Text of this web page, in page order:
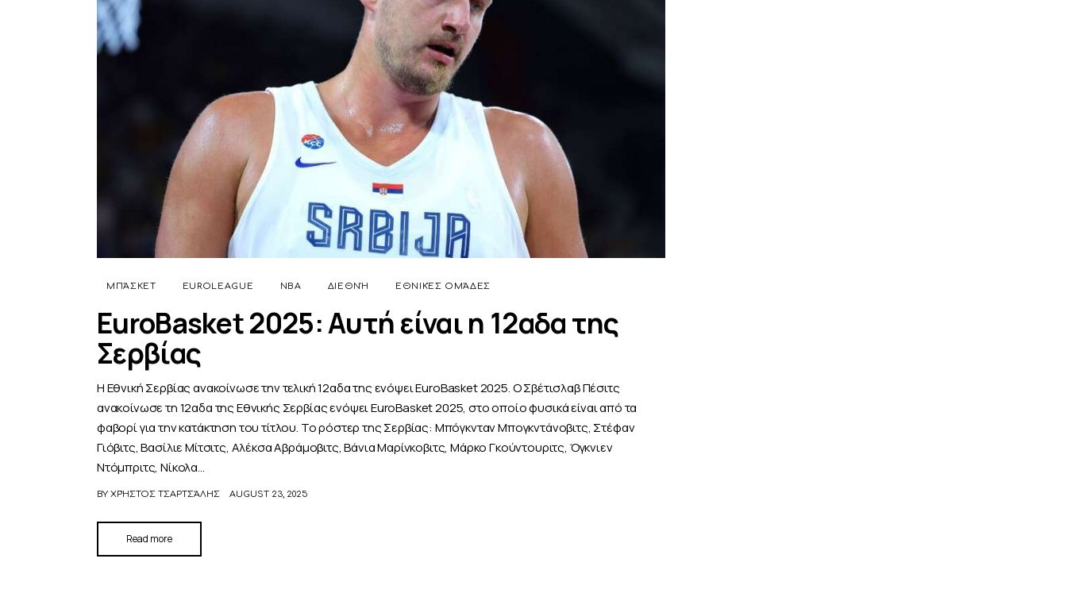
ΜΠΆΣΚΕΤ EUROLEAGUE NBA ΔΙΕΘΝΉ ΕΘΝΙΚΈΣ ΟΜΆΔΕΣ
EuroBasket 2025: Αυτή είναι η 12αδα της
Σερβίας
Η Εθνική Σερβίας ανακοίνωσε την τελική 12αδα της ενόψει EuroBasket 2025. Ο Σβέτισλαβ Πέσιτς
ανακοίνωσε τη 12αδα της Εθνικής Σερβίας ενόψει EuroBasket 2025, στο οποίο φυσικά είναι από τα
φαβορί για την κατάκτηση του τίτλου. Το ρόστερ της Σερβίας: Μπόγκνταν Μπογκντάνοβιτς, Στέφαν
Γιόβιτς, Βασίλιε Μίτσιτς, Αλέκσα Αβράμοβιτς, Βάνια Μαρίνκοβιτς, Μάρκο Γκούντουριτς, Όγκνιεν
Ντόμπριτς, Νίκολα…
BY ΧΡΉΣΤΟΣ ΤΣΑΡΤΣΆΛΗΣ AUGUST 23, 2025
Read more